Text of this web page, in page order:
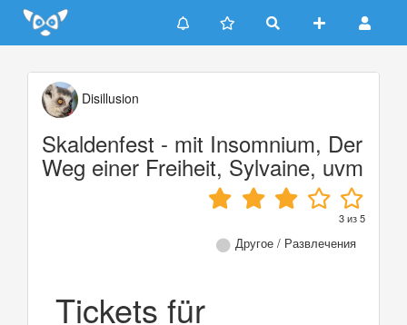
Update cookies preferences
Disillusion
Skaldenfest - mit Insomnium, Der
Weg einer Freiheit, Sylvaine, uvm
3из5
Другое / Развлечения
Tickets für